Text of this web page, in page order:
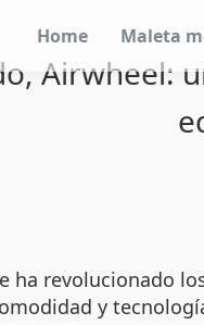
Home Maleta
Airwheel:
ha revolucionado
y